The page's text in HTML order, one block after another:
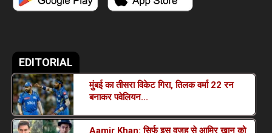
EDITORIAL
मुंबई का तीसरा विकेट गिरा, तिलक वर्मा 22 रन
बनाकर पवेलियन...
March 19, 2022
Aamir Khan: सिर्फ इस वजह से आमिर खान को